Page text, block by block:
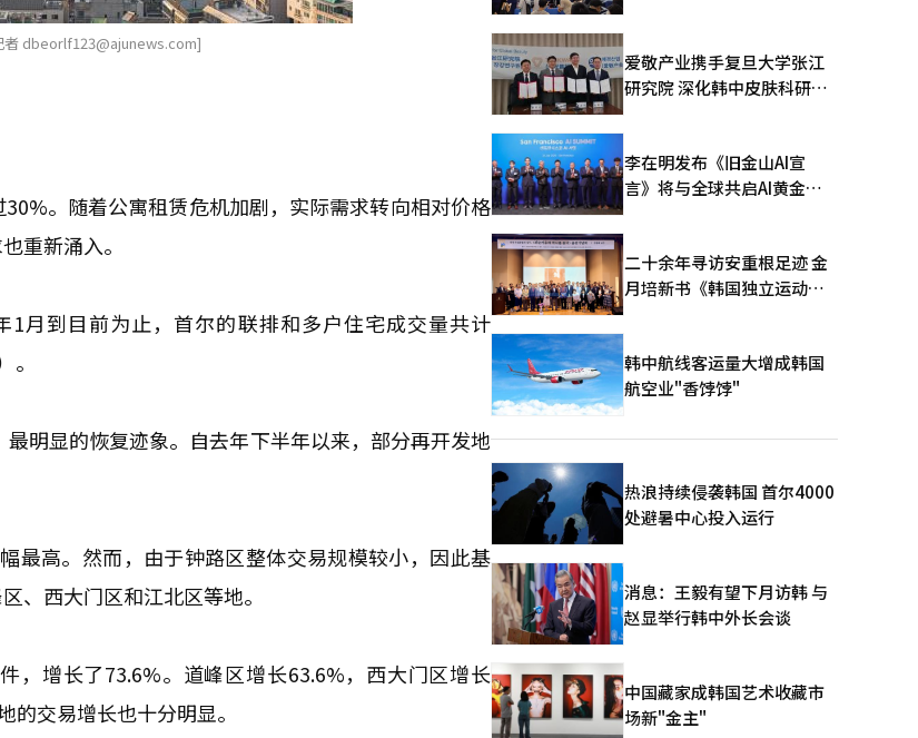
者 dbeorlf123@ajunews.com]
。随着公寓租赁危机加剧，实际需求转向相对价格
重新涌入。
月到目前为止，首尔的联排和多户住宅成交量共计
明显的恢复迹象。自去年下半年以来，部分再开发地
最高。然而，由于钟路区整体交易规模较小，因此基
、西大门区和江北区等地。
，增长了73.6%。道峰区增长63.6%，西大门区增长
交易增长也十分明显。
爱敬产业携手复旦大学张江
研究院 深化韩中皮肤科研合
李在明发布《旧金山AI宣
言》将与全球共启AI黄金时
二十余年寻访安重根足迹 金
月培新书《韩国独立运动圣
韩中航线客运量大增成韩国
航空业"香饽饽"
热浪持续侵袭韩国 首尔4000
处避暑中心投入运行
消息：王毅有望下月访韩 与
赵显举行韩中外长会谈
中国藏家成韩国艺术收藏市
场新"金主"